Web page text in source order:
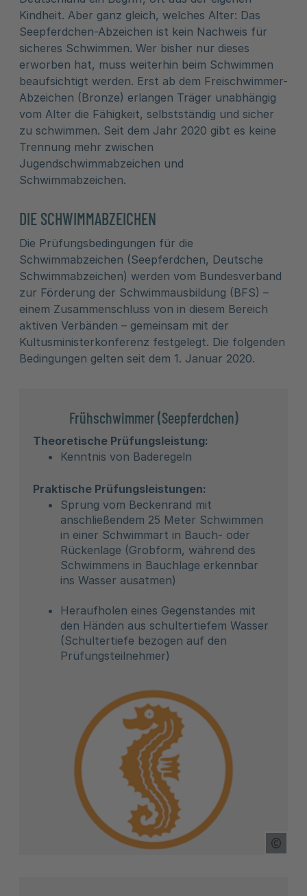
Kindheit. Aber ganz gleich, welches Alter: Das
Seepferdchen-Abzeichen ist kein Nachweis für
sicheres Schwimmen. Wer bisher nur dieses
erworben hat, muss weiterhin beim Schwimmen
beaufsichtigt werden. Erst ab dem Freischwimmer-
Abzeichen (Bronze) erlangen Träger unabhängig
vom Alter die Fähigkeit, selbstständig und sicher
zu schwimmen. Seit dem Jahr 2020 gibt es keine
Trennung mehr zwischen
Jugendschwimmabzeichen und
Schwimmabzeichen.
DIE SCHWIMMABZEICHEN
Die Prüfungsbedingungen für die
Schwimmabzeichen (Seepferdchen, Deutsche
Schwimmabzeichen) werden vom Bundesverband
zur Förderung der Schwimmausbildung (BFS) –
einem Zusammenschluss von in diesem Bereich
aktiven Verbänden – gemeinsam mit der
Kultusministerkonferenz festgelegt. Die folgenden
Bedingungen gelten seit dem 1. Januar 2020.
Frühschwimmer (Seepferdchen)
Theoretische Prüfungsleistung:
Kenntnis von Baderegeln
Praktische Prüfungsleistungen:
Sprung vom Beckenrand mit
anschließendem 25 Meter Schwimmen
in einer Schwimmart in Bauch- oder
Rückenlage (Grobform, während des
Schwimmens in Bauchlage erkennbar
ins Wasser ausatmen)
Heraufholen eines Gegenstandes mit
den Händen aus schultertiefem Wasser
(Schultertiefe bezogen auf den
Prüfungsteilnehmer)